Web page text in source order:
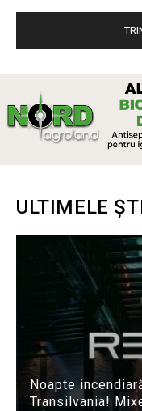
ULTIMELE
Noapte
Transilvania!